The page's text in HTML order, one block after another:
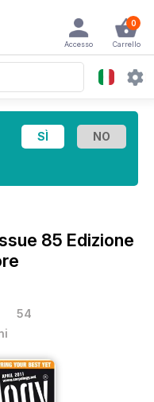
0
Carrello
Accesso
85 Edizione
54